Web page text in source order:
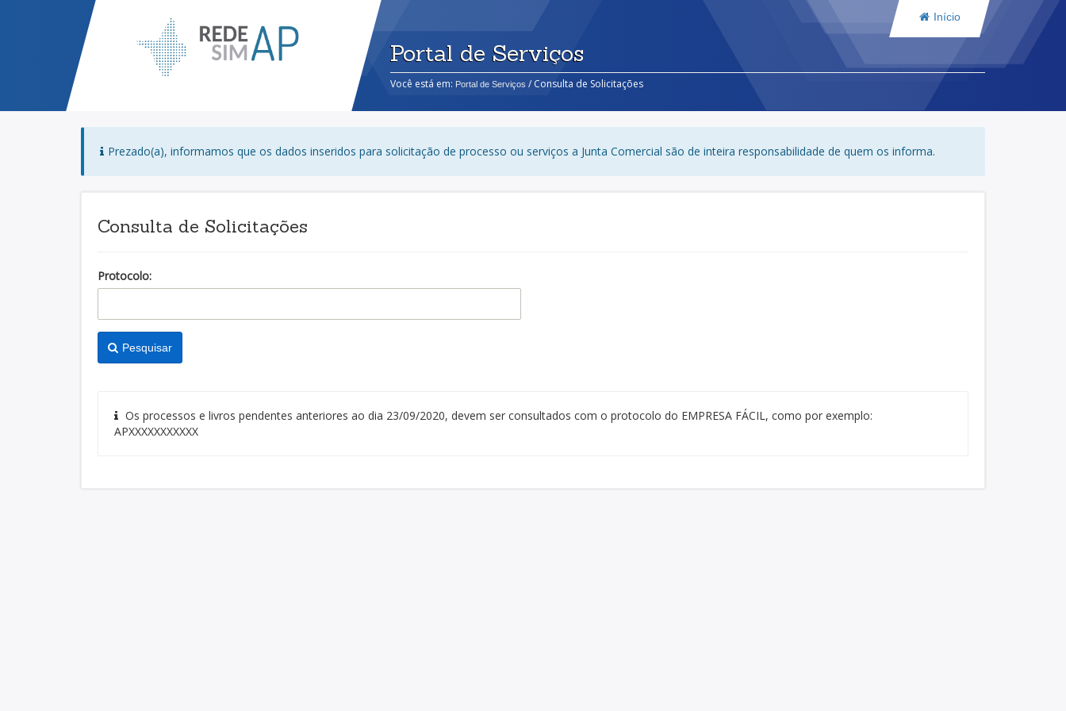
Portal de Serviços
Você está em: Portal de Serviços / Consulta de Solicitações
Início
Prezado(a), informamos que os dados inseridos para solicitação de processo ou serviços a Junta Comercial são de inteira responsabilidade de quem os informa.
Consulta de Solicitações
Protocolo:
Pesquisar
Os processos e livros pendentes anteriores ao dia 23/09/2020, devem ser consultados com o protocolo do EMPRESA FÁCIL, como por exemplo:
APXXXXXXXXXXX